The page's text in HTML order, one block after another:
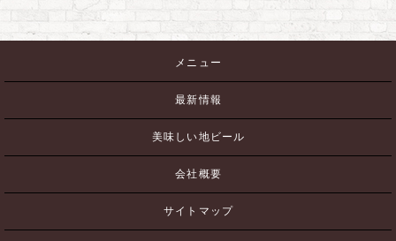
メニュー
最新情報
美味しい地ビール
会社概要
サイトマップ